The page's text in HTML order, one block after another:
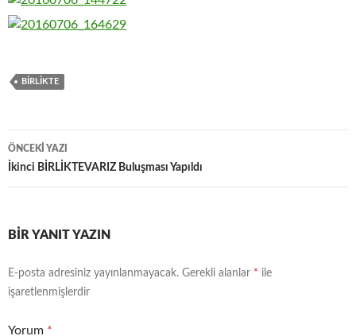
BIRLIKTE
Yazı
dolaşımı
ÖNCEKI YAZI
İkinci BİRLİKTEVARIZ Buluşması Yapıldı
BIR YANIT YAZIN
E-posta adresiniz yayınlanmayacak. Gerekli alanlar * ile
işaretlenmişlerdir
Yorum *